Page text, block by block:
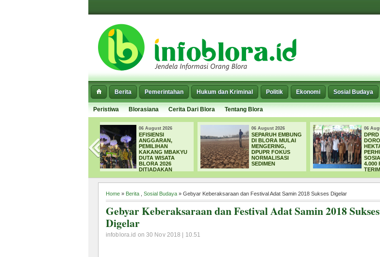
Berita Pemerintahan Hukum dan Kriminal Politik Ekonomi Sosial Budaya
Peristiwa Blorasiana Cerita Dari Blora Tentang Blora
KAKANG MBAKYU
06 August 2026
SEPARUH EMBUNG
DI BLORA MULAI
MENGERING,
DPUPR FOKUS
NORMALISASI
SEDIMEN
06 August 2026
DPRD BLORA
DORONG CSR 2.000
HEKTARE UNTUK
PERHUTANAN
SOSIAL, TARGET
4.000 PETANI
TERIMA MANFAAT
Home » Berita Sosial Budaya » Gebyar Keberaksaraan dan Festival Adat Samin 2018 Sukses Digelar
Gebyar Keberaksaraan dan Festival Adat Samin 2018 Sukses
Digelar
infoblora.id on 30 Nov 2018 | 10.51